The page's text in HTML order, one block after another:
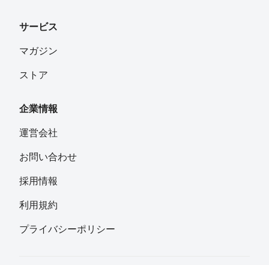
サービス
マガジン
ストア
企業情報
運営会社
お問い合わせ
採用情報
利用規約
プライバシーポリシー